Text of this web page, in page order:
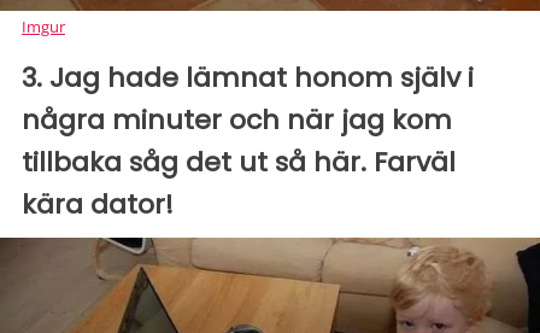
Imgur
3. Jag hade lämnat honom själv i
några minuter och när jag kom
tillbaka såg det ut så här. Farväl
kära dator!